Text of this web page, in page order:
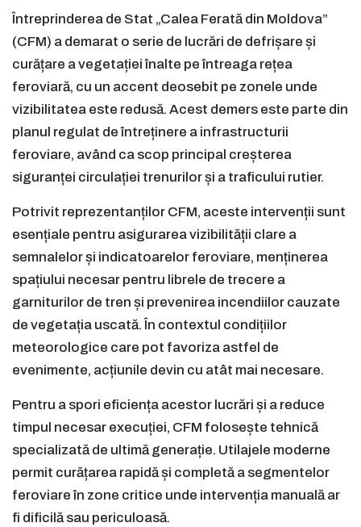
Întreprinderea de Stat „Calea Ferată din Moldova”
(CFM) a demarat o serie de lucrări de defrișare și
curățare a vegetației înalte pe întreaga rețea
feroviară, cu un accent deosebit pe zonele unde
vizibilitatea este redusă. Acest demers este parte din
planul regulat de întreținere a infrastructurii
feroviare, având ca scop principal creșterea
siguranței circulației trenurilor și a traficului rutier.
Potrivit reprezentanților CFM, aceste intervenții sunt
esențiale pentru asigurarea vizibilității clare a
semnalelor și indicatoarelor feroviare, menținerea
spațiului necesar pentru librele de trecere a
garniturilor de tren și prevenirea incendiilor cauzate
de vegetația uscată. În contextul condițiilor
meteorologice care pot favoriza astfel de
evenimente, acțiunile devin cu atât mai necesare.
Pentru a spori eficiența acestor lucrări și a reduce
timpul necesar execuției, CFM folosește tehnică
specializată de ultimă generație. Utilajele moderne
permit curățarea rapidă și completă a segmentelor
feroviare în zone critice unde intervenția manuală ar
fi dificilă sau periculoasă.